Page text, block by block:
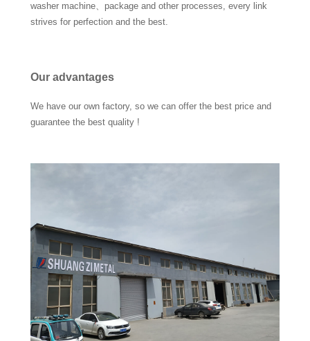
washer machine、package and other processes, every link
strives for perfection and the best.
Our advantages
We have our own factory, so we can offer the best price and
guarantee the best quality !